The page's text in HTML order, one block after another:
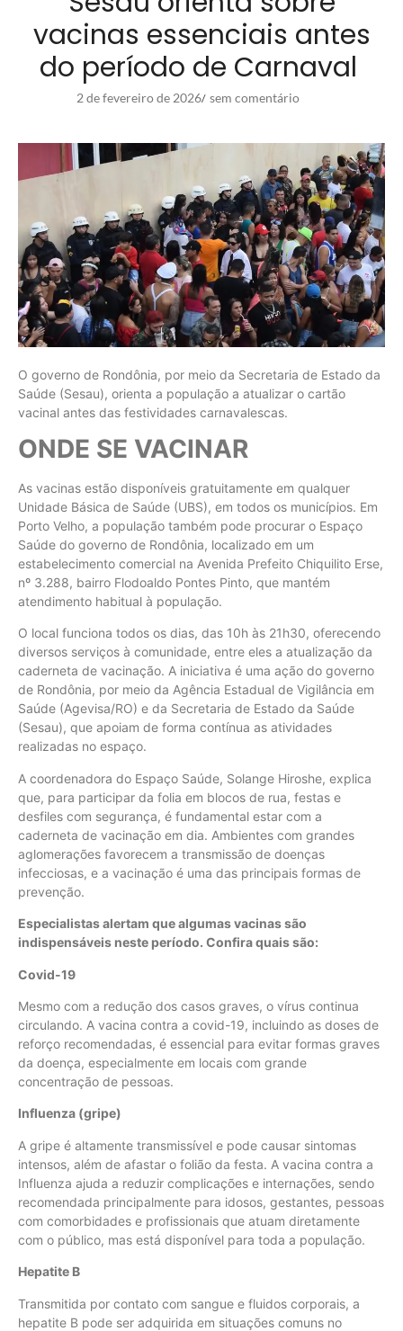
vacinas essenciais antes
do período de Carnaval
2 de fevereiro de 2026/ sem comentário
O governo de Rondônia, por meio da Secretaria de Estado da
Saúde (Sesau), orienta a população a atualizar o cartão
vacinal antes das festividades carnavalescas.
ONDE SE VACINAR
As vacinas estão disponíveis gratuitamente em qualquer
Unidade Básica de Saúde (UBS), em todos os municípios. Em
Porto Velho, a população também pode procurar o Espaço
Saúde do governo de Rondônia, localizado em um
estabelecimento comercial na Avenida Prefeito Chiquilito Erse,
nº 3.288, bairro Flodoaldo Pontes Pinto, que mantém
atendimento habitual à população.
O local funciona todos os dias, das 10h às 21h30, oferecendo
diversos serviços à comunidade, entre eles a atualização da
caderneta de vacinação. A iniciativa é uma ação do governo
de Rondônia, por meio da Agência Estadual de Vigilância em
Saúde (Agevisa/RO) e da Secretaria de Estado da Saúde
(Sesau), que apoiam de forma contínua as atividades
realizadas no espaço.
A coordenadora do Espaço Saúde, Solange Hiroshe, explica
que, para participar da folia em blocos de rua, festas e
desfiles com segurança, é fundamental estar com a
caderneta de vacinação em dia. Ambientes com grandes
aglomerações favorecem a transmissão de doenças
infecciosas, e a vacinação é uma das principais formas de
prevenção.
Especialistas alertam que algumas vacinas são
indispensáveis neste período. Confira quais são:
Covid-19
Mesmo com a redução dos casos graves, o vírus continua
circulando. A vacina contra a covid-19, incluindo as doses de
reforço recomendadas, é essencial para evitar formas graves
da doença, especialmente em locais com grande
concentração de pessoas.
Influenza (gripe)
A gripe é altamente transmissível e pode causar sintomas
intensos, além de afastar o folião da festa. A vacina contra a
Influenza ajuda a reduzir complicações e internações, sendo
recomendada principalmente para idosos, gestantes, pessoas
com comorbidades e profissionais que atuam diretamente
com o público, mas está disponível para toda a população.
Hepatite B
Transmitida por contato com sangue e fluidos corporais, a
hepatite B pode ser adquirida em situações comuns no